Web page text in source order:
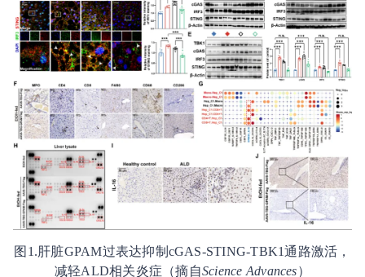
图1.肝脏GPAM过表达抑制cGAS-STING-TBK1通路激活，
减轻ALD相关炎症（摘自Science Advances）